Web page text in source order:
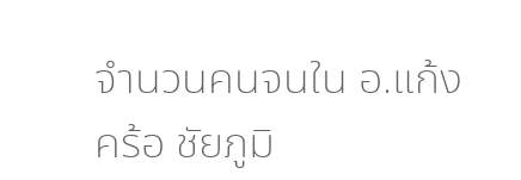
จำนวนคนจนใน อ.แก้ง
คร้อ ชัยภูมิ